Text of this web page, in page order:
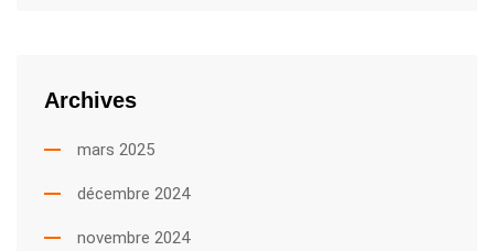
Archives
mars 2025
décembre 2024
novembre 2024